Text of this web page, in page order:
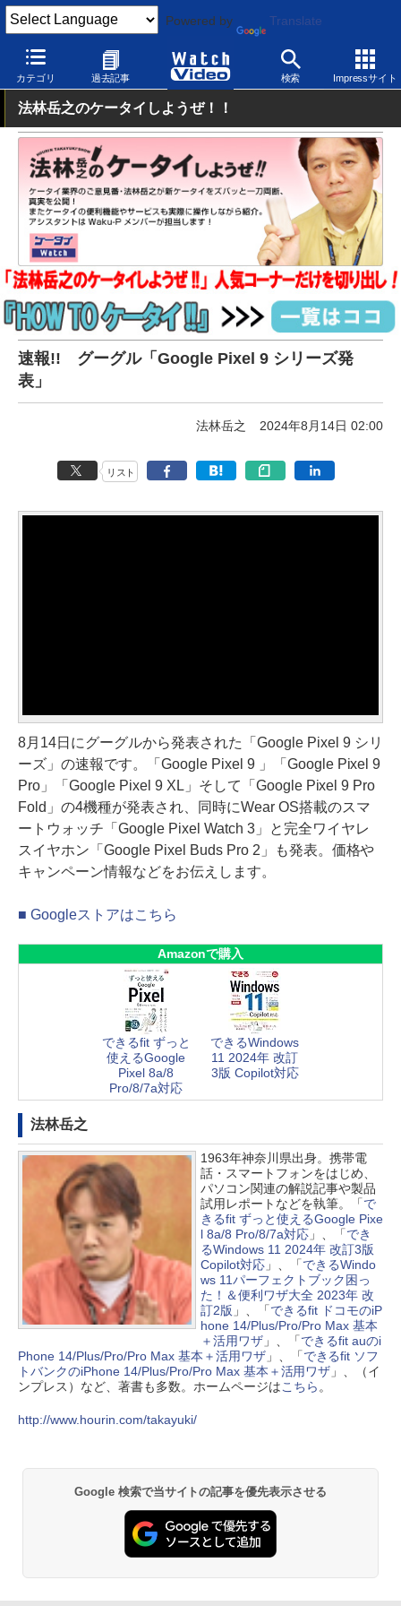
Powered by Translate
カテゴリ 過去記事 検索 Impressサイト
Watch Video モバイル スマートフォン Android
法林岳之のケータイしようぜ！！
速報!! グーグル「Google Pixel 9 シリーズ発
表」
法林岳之 2024年8月14日 02:00
リスト
8月14日にグーグルから発表された「Google Pixel 9 シリ
ーズ」の速報です。「Google Pixel 9 」「Google Pixel 9
Pro」「Google Pixel 9 XL」そして「Google Pixel 9 Pro
Fold」の4機種が発表され、同時にWear OS搭載のスマ
ートウォッチ「Google Pixel Watch 3」と完全ワイヤレ
スイヤホン「Google Pixel Buds Pro 2」も発表。価格や
キャンペーン情報などをお伝えします。
■ Googleストアはこちら
Amazonで購入
できるfit ずっと
使えるGoogle
Pixel 8a/8
Pro/8/7a対応
できるWindows
11 2024年 改訂
3版 Copilot対応
法林岳之
1963年神奈川県出身。携帯電
話・スマートフォンをはじめ、
パソコン関連の解説記事や製品
試用レポートなどを執筆。「で
きるfit ずっと使えるGoogle Pixe
l 8a/8 Pro/8/7a対応」、「でき
るWindows 11 2024年 改訂3版
Copilot対応」、「できるWindo
ws 11パーフェクトブック困っ
た！＆便利ワザ大全 2023年 改
訂2版 」、「できるfit ドコモのiP
hone 14/Plus/Pro/Pro Max 基本
＋活用ワザ」、「できるfit auのi
Phone 14/Plus/Pro/Pro Max 基本＋活用ワザ」、「できるfit ソフ
トバンクのiPhone 14/Plus/Pro/Pro Max 基本＋活用ワザ 」、（イ
ンプレス）など、著書も多数。ホームページはこちら 。
http://www.hourin.com/takayuki/
Google 検索で当サイトの記事を優先表示させる